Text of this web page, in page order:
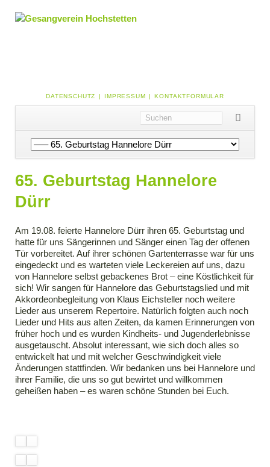
NAVIGATION
ÜBERSPRINGEN
DATENSCHUTZ IMPRESSUM KONTAKTFORMULAR
Navigation
überspringen
65. Geburtstag Hannelore
Dürr
Am 19.08. feierte Hannelore Dürr ihren 65. Geburtstag und
hatte für uns Sängerinnen und Sänger einen Tag der offenen
Tür vorbereitet. Auf ihrer schönen Gartenterrasse war für uns
eingedeckt und es warteten viele Leckereien auf uns, dazu
von Hannelore selbst gebackenes Brot – eine Köstlichkeit für
sich! Wir sangen für Hannelore das Geburtstagslied und mit
Akkordeonbegleitung von Klaus Eichsteller noch weitere
Lieder aus unserem Repertoire. Natürlich folgten auch noch
Lieder und Hits aus alten Zeiten, da kamen Erinnerungen von
früher hoch und es wurden Kindheits- und Jugenderlebnisse
ausgetauscht. Absolut interessant, wie sich doch alles so
entwickelt hat und mit welcher Geschwindigkeit viele
Änderungen stattfinden. Wir bedanken uns bei Hannelore und
ihrer Familie, die uns so gut bewirtet und willkommen
geheißen haben – es waren schöne Stunden bei Euch.